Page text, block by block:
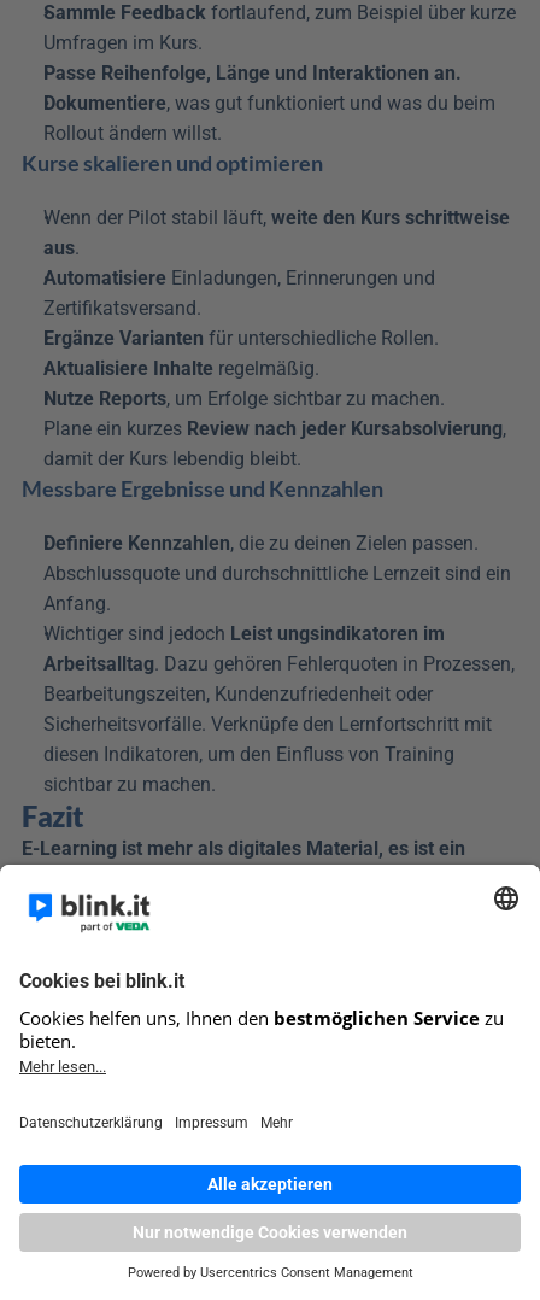
Sammle Feedback fortlaufend, zum Beispiel über kurze
Umfragen im Kurs.
Passe Reihenfolge, Länge und Interaktionen an.
Dokumentiere, was gut funktioniert und was du beim
Rollout ändern willst.
Kurse skalieren und optimieren
Wenn der Pilot stabil läuft, weite den Kurs schrittweise
aus.
Automatisiere Einladungen, Erinnerungen und
Zertifikatsversand.
Ergänze Varianten für unterschiedliche Rollen.
Aktualisiere Inhalte regelmäßig.
Nutze Reports, um Erfolge sichtbar zu machen.
Plane ein kurzes Review nach jeder Kursabsolvierung,
damit der Kurs lebendig bleibt.
Messbare Ergebnisse und Kennzahlen
Definiere Kennzahlen, die zu deinen Zielen passen.
Abschlussquote und durchschnittliche Lernzeit sind ein
Anfang.
Wichtiger sind jedoch Leist ungsindikatoren im
Arbeitsalltag. Dazu gehören Fehlerquoten in Prozessen,
Bearbeitungszeiten, Kundenzufriedenheit oder
Sicherheitsvorfälle. Verknüpfe den Lernfortschritt mit
diesen Indikatoren, um den Einfluss von Training
sichtbar zu machen.
Fazit
E-Learning ist mehr als digitales Material, es ist ein
und Zielorientierung verbindet, um nachhaltige
Kompetenzentwicklung zu ermöglichen.
E-Learning bezeichnet nicht einfach das Lernen am
Bildschirm, sondern die systematische Gestaltung digitaler
Lernprozesse. Entscheidend ist nicht das Format allein,
durchdachter Methodik und einer passenden technischen
Digitale Lernformate bieten enorme Chancen: zeit- und
ortsunabhängiges Lernen, individuelle Lernwege,
messbare Fortschritte und skalierbare Weiterbildung.